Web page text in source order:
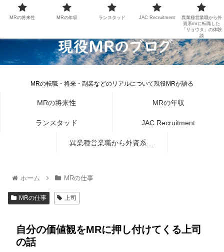
MRの転職・将来・副業などのリアルについて現役MRが語る
MRの将来性 MRの年収
ランスタッド JAC Recruitment
異業種営業職から外資系mr
ホーム MRの仕事
MRの仕事 上司
自分の価値観をMRに押し付けてくる上司
の話
MRの将来性 MRの年収 ランスタッド JAC Recruitment
異業種営業職から外
資系mrに転職した
「リョウタ」の体験
談